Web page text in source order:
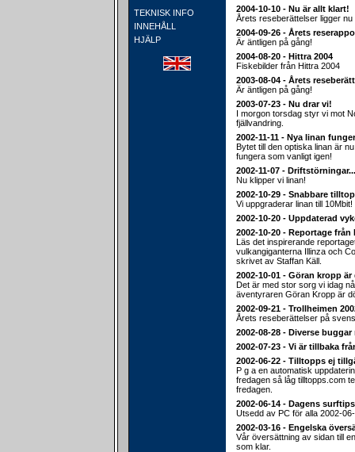
TEKNISK INFO
INNEHÅLL
HJÄLP
2004-10-10 - Nu är allt klart!
Årets reseberättelser ligger nu
2004-09-26 - Årets
Är äntligen på gång!
2004-08-20 - Hittra 2004
Fiskebilder från Hittra 2004
2003-08-04 - Årets
Är äntligen på gång!
2003-07-23 - Nu drar vi!
I morgon torsdag styr vi mot
fjällvandring.
2002-11-11 - Nya linan
Bytet till den optiska linan är
fungera som vanligt igen!
2002-11-07 - Driftstörningar...
Nu klipper vi linan!
2002-10-29 - Snabbare
Vi uppgraderar linan till 10Mbit!
2002-10-20 - Uppdaterad
2002-10-20 - Reportage från
Läs det inspirerande
vulkangiganterna Illinza och
skrivet av Staffan Käll.
2002-10-01 - Göran kropp är
Det är med stor sorg vi idag
äventyraren Göran Kropp är
2002-09-21 - Trollheimen
Årets reseberättelser på
2002-08-28 - Diverse buggar
2002-07-23 - Vi är tillbaka
2002-06-22 - Tilltopps ej
P g a en automatisk
fredagen så låg tilltopps.com
fredagen.
2002-06-14 - Dagens
Utsedd av PC för alla 2002-
2002-03-16 - Engelska
Vår översättning av sidan till
som klar.